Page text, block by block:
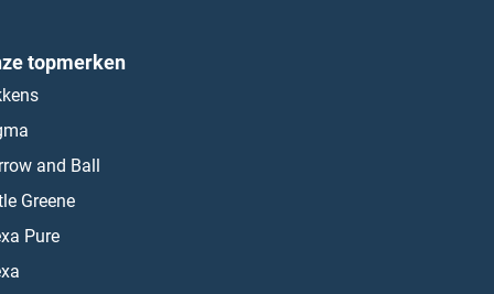
topmerken
and Ball
Greene
Pure